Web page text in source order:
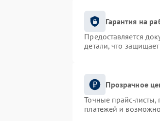
Гарантия на
Предоставляется
детали, что
Прозрачное
Точные прайс-листы,
платежей и